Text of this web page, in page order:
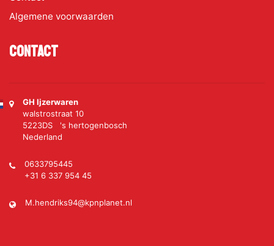
Algemene voorwaarden
Contact
GH Ijzerwaren
walstrostraat 10
5223DS 's hertogenbosch
Nederland
0633795445
+31 6 337 954 45
M.hendriks94@kpnplanet.nl